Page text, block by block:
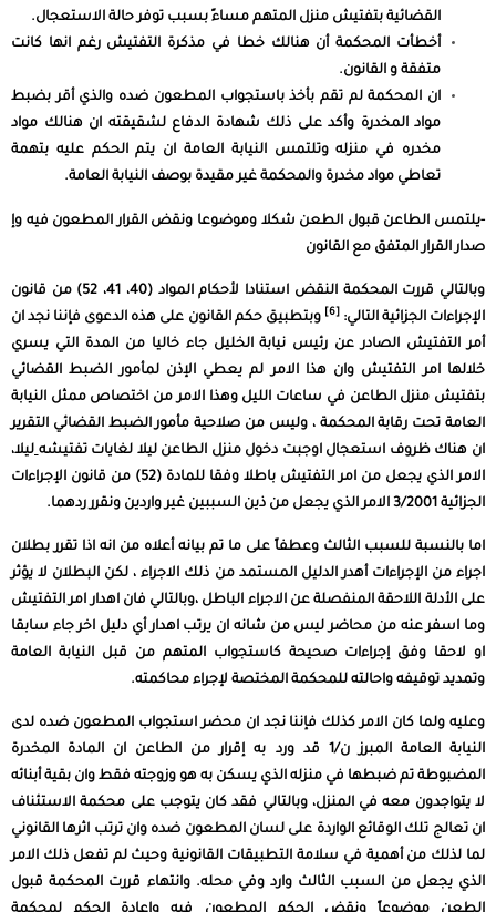
القضائية بتفتيش منزل المتهم مساءً بسبب توفر حالة الاستعجال.
أخطأت المحكمة أن هنالك خطا في مذكرة التفتيش رغم انها كانت
متفقة و القانون.
ان المحكمة لم تقم بأخذ باستجواب المطعون ضده والذي أقر بضبط
مواد المخدرة وأكد على ذلك شهادة الدفاع لشقيقته ان هنالك مواد
مخدره في منزله وتلتمس النيابة العامة ان يتم الحكم عليه بتهمة
تعاطي مواد مخدرة والمحكمة غير مقيدة بوصف النيابة العامة.
-يلتمس الطاعن قبول الطعن شكلا وموضوعا ونقض القرار المطعون فيه وإ
صدار القرار المتفق مع القانون
وبالتالي قررت المحكمة النقض استنادا لأحكام المواد (40، 41، 52) من قانون
الإجراءات الجزائية التالي:[6]
وبتطبيق حكم القانون على هذه الدعوى فإننا نجد ان
أمر التفتيش الصادر عن رئيس نيابة الخليل جاء خاليا من المدة التي يسري
خلالها امر التفتيش وان هذا الامر لم يعطي الإذن لمأمور الضبط القضائي
بتفتيش منزل الطاعن في ساعات الليل وهذا الامر من اختصاص ممثل النيابة
العامة تحت رقابة المحكمة ، وليس من صلاحية مأمور الضبط القضائي التقرير
ان هناك ظروف استعجال اوجبت دخول منزل الطاعن ليلا لغايات تفتيشه ليلا،
الامر الذي يجعل من امر التفتيش باطلا وفقا للمادة (52) من قانون الإجراءات
الجزائية 3/2001 الامر الذي يجعل من ذين السببين غير واردين ونقرر ردهما.
اما بالنسبة للسبب الثالث وعطفاً على ما تم بيانه أعلاه من انه اذا تقرر بطلان
اجراء من الإجراءات أهدر الدليل المستمد من ذلك الاجراء ، لكن البطلان لا يؤثر
على الأدلة اللاحقة المنفصلة عن الاجراء الباطل ،وبالتالي فان اهدار امر التفتيش
وما اسفر عنه من محاضر ليس من شانه ان يرتب اهدار أي دليل اخر جاء سابقا
او لاحقا وفق إجراءات صحيحة كاستجواب المتهم من قبل النيابة العامة
وتمديد توقيفه واحالته للمحكمة المختصة لإجراء محاكمته.
وعليه ولما كان الامر كذلك فإننا نجد ان محضر استجواب المطعون ضده لدى
النيابة العامة المبرز ن/1 قد ورد به إقرار من الطاعن ان المادة المخدرة
المضبوطة تم ضبطها في منزله الذي يسكن به هو وزوجته فقط وان بقية أبنائه
لا يتواجدون معه في المنزل، وبالتالي فقد كان يتوجب على محكمة الاستئناف
ان تعالج تلك الوقائع الواردة على لسان المطعون ضده وان ترتب اثرها القانوني
لما لذلك من أهمية في سلامة التطبيقات القانونية وحيث لم تفعل ذلك الامر
الذي يجعل من السبب الثالث وارد وفي محله. وانتهاء قررت المحكمة قبول